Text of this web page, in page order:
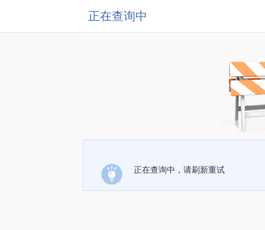
正在查询中
正在查询中，请刷新重试